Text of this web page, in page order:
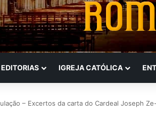
EDITORIAS IGREJA CATÓLICA
– Excertos da carta do Cardeal Joseph